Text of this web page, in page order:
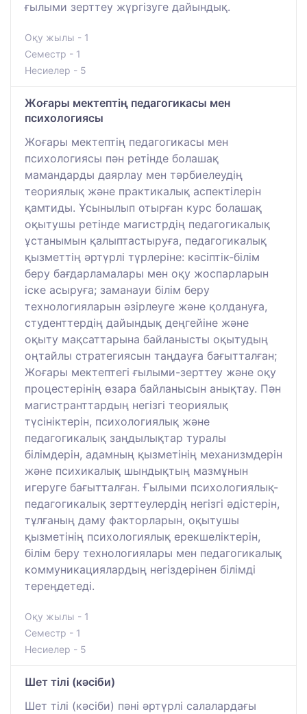
ғылыми зерттеу жүргізуге дайындық.
Оқу жылы - 1
Семестр - 1
Несиелер - 5
Жоғары мектептің педагогикасы мен
психологиясы
Жоғары мектептің педагогикасы мен
психологиясы пән ретінде болашақ
мамандарды даярлау мен тәрбиелеудің
теориялық және практикалық аспектілерін
қамтиды. Ұсынылып отырған курс болашақ
оқытушы ретінде магистрдің педагогикалық
ұстанымын қалыптастыруға, педагогикалық
қызметтің әртүрлі түрлеріне: кәсіптік-білім
беру бағдарламалары мен оқу жоспарларын
іске асыруға; заманауи білім беру
технологияларын әзірлеуге және қолдануға,
студенттердің дайындық деңгейіне және
оқыту мақсаттарына байланысты оқытудың
оңтайлы стратегиясын таңдауға бағытталған;
Жоғары мектептегі ғылыми-зерттеу және оқу
процестерінің өзара байланысын анықтау. Пән
магистранттардың негізгі теориялық
түсініктерін, психологиялық және
педагогикалық заңдылықтар туралы
білімдерін, адамның қызметінің механизмдерін
және психикалық шындықтың мазмұнын
игеруге бағытталған. Ғылыми психологиялық-
педагогикалық зерттеулердің негізгі әдістерін,
тұлғаның даму факторларын, оқытушы
қызметінің психологиялық ерекшеліктерін,
білім беру технологиялары мен педагогикалық
коммуникациялардың негіздерінен білімді
тереңдетеді.
Оқу жылы - 1
Семестр - 1
Несиелер - 5
Шет тілі (кәсіби)
Шет тілі (кәсіби) пәні әртүрлі салалардағы